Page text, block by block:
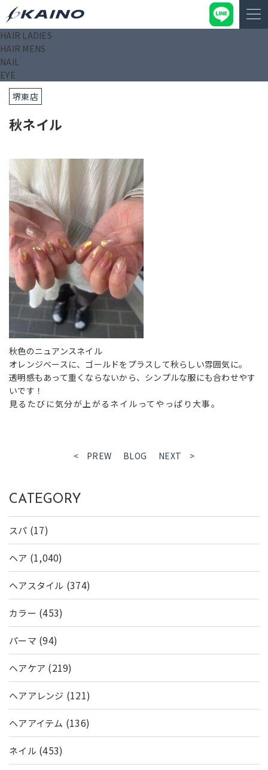
HAIR LADIES
HAIR MENS
NAIL
EYE
KAINO－カイノ－【公式サイト】
2025/09/30
堺東店
秋ネイル
秋色のニュアンスネイル
オレンジベースに、ゴールドをプラスして秋らしい雰囲気に。
透明感もあって重くならないから、シンプルな服にも合わせやす
いです！
見るたびに気分が上がるネイルってやっぱり大事。
< PREW BLOG NEXT >
CATEGORY
スパ (17)
ヘア (1,040)
ヘアスタイル (374)
カラー (453)
パーマ (94)
ヘアケア (219)
ヘアアレンジ (121)
ヘアアイテム (136)
ネイル (453)